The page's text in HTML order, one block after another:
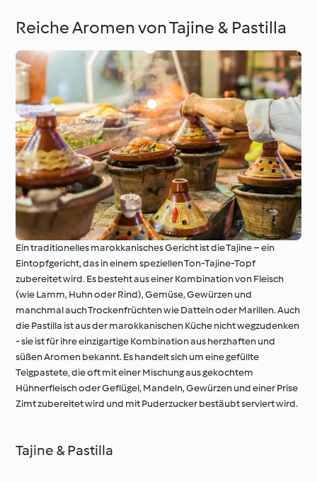
Reiche Aromen von Tajine & Pastilla
Ein traditionelles marokkanisches Gericht ist die Tajine – ein
Eintopfgericht, das in einem speziellen Ton-Tajine-Topf
zubereitet wird. Es besteht aus einer Kombination von Fleisch
(wie Lamm, Huhn oder Rind), Gemüse, Gewürzen und
manchmal auch Trockenfrüchten wie Datteln oder Marillen. Auch
die Pastilla ist aus der marokkanischen Küche nicht wegzudenken
- sie ist für ihre einzigartige Kombination aus herzhaften und
süßen Aromen bekannt. Es handelt sich um eine gefüllte
Teigpastete, die oft mit einer Mischung aus gekochtem
Hühnerfleisch oder Geflügel, Mandeln, Gewürzen und einer Prise
Zimt zubereitet wird und mit Puderzucker bestäubt serviert wird.
Tajine & Pastilla